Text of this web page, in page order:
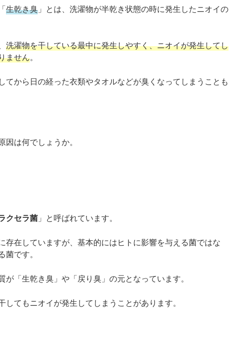
生乾き臭」とは、洗濯物が半乾き状態の時に発生したニオイの
洗濯物を干している最中に発生しやすく、ニオイが発生してし
ません。
てから日の経った衣類やタオルなどが臭くなってしまうことも
は何でしょうか。
クセラ菌」と呼ばれています。
存在していますが、基本的にはヒトに影響を与える菌ではな
です。
「生乾き臭」や「戻り臭」の元となっています。
してもニオイが発生してしまうことがあります。